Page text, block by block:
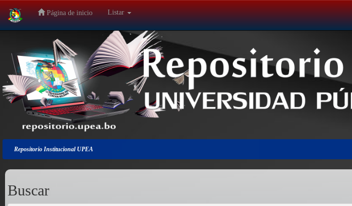
Salir
navegación
Página de inicio Listar
Repositorio Institucional UPEA
Buscar